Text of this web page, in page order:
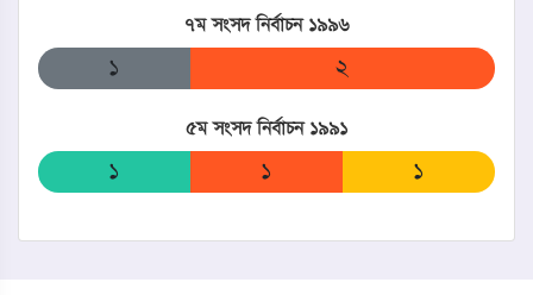
৭ম সংসদ নির্বাচন ১৯৯৬
০০ ১ ২ ০
৫ম সংসদ নির্বাচন ১৯৯১
১ ১ ১